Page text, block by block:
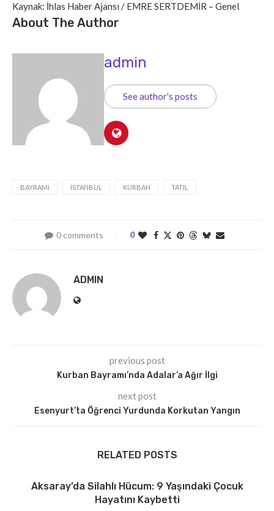
Kaynak: İhlas Haber Ajansı / EMRE SERTDEMİR – Genel
About The Author
admin
See author's posts
BAYRAMI İSTANBUL KURBAN TATIL
0 comments 0
ADMIN
previous post
Kurban Bayramı’nda Adalar’a Ağır İlgi
next post
Esenyurt’ta Öğrenci Yurdunda Korkutan Yangın
RELATED POSTS
Aksaray’da Silahlı Hücum: 9 Yaşındaki Çocuk
Hayatını Kaybetti